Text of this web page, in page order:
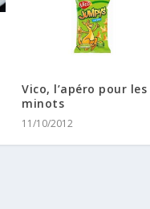
Vico, l’apéro pour les
minots
11/10/2012